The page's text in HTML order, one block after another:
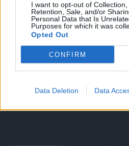
I want to opt-out of Collection,
Retention, Sale, and/or
Personal Data that Is
Purposes for which it was
Opted Out
CONFIRM
Data Deletion Data
LEGOLVASOTTABB
Tizenöt hegedűkészítő-mester